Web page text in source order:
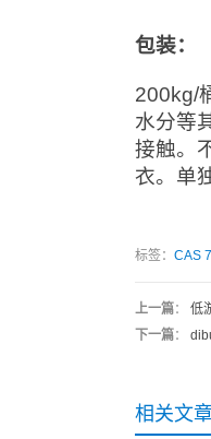
包装：
200kg/
水分等
接触。
衣。单
标签： CAS
上一篇： 低
下一篇：
相关文